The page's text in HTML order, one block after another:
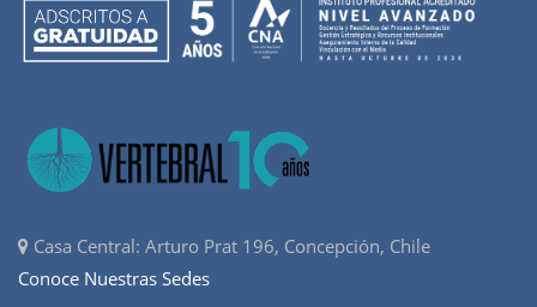
Casa Central: Arturo Prat 196, Concepción, Chile
Conoce Nuestras Sedes